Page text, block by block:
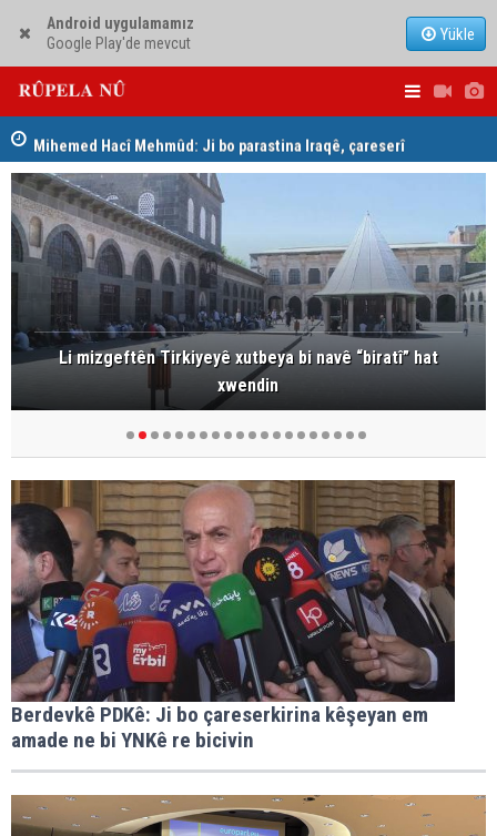
Android uygulamamız
Google Play'de mevcut
Yükle
Mihemed Hacî Mehmûd: Ji bo parastina Iraqê, çareserî
sîstema konfederalî ye Dîcleyê
Li mizgeftên Tirkiyeyê xutbeya bi navê “biratî” hat
xwendin
Berdevkê PDKê: Ji bo çareserkirina kêşeyan em
amade ne bi YNKê re bicivin